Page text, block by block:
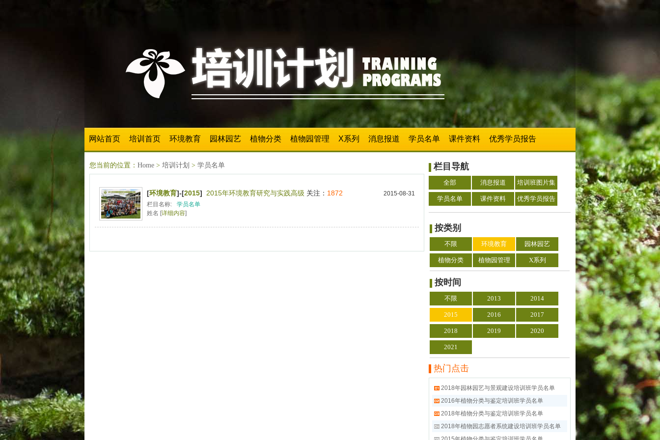
网站首页 培训首页 环境教育 园林园艺 植物分类 植物园管理 X系列 消息报道 学员名单 课件资料 优秀学员报告
您当前的位置： Home > 培训计划 > 学员名单
[环境教育]-[2015] 2015年环境教育研究与实践高级 关注： 1872
2015-08-31
栏目名称:
学员名单
姓名 [详细内容]
栏目导航
全部 消息报道 培训班图片集
学员名单 课件资料 优秀学员报告
按类别
不限 环境教育 园林园艺
植物分类 植物园管理 X系列
按时间
不限 2013 2014
2015 2016 2017
2018 2019 2020
2021
热门点击
2018年园林园艺与景观建设培训班学员名单
2016年植物分类与鉴定培训班学员名单
2018年植物分类与鉴定培训班学员名单
2018年植物园志愿者系统建设培训班学员名单